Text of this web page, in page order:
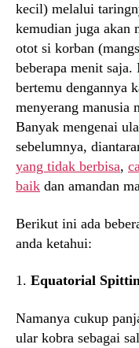
kecil) melalui
kemudian juga akan
otot si korban
beberapa menit
bertemu dengannya
menyerang manusia
Banyak mengenai
sebelumnya,
yang tidak berbisa,
baik dan amandan
Berikut ini ada
anda ketahui:
1. Equatorial
Namanya cukup
ular kobra sebagai